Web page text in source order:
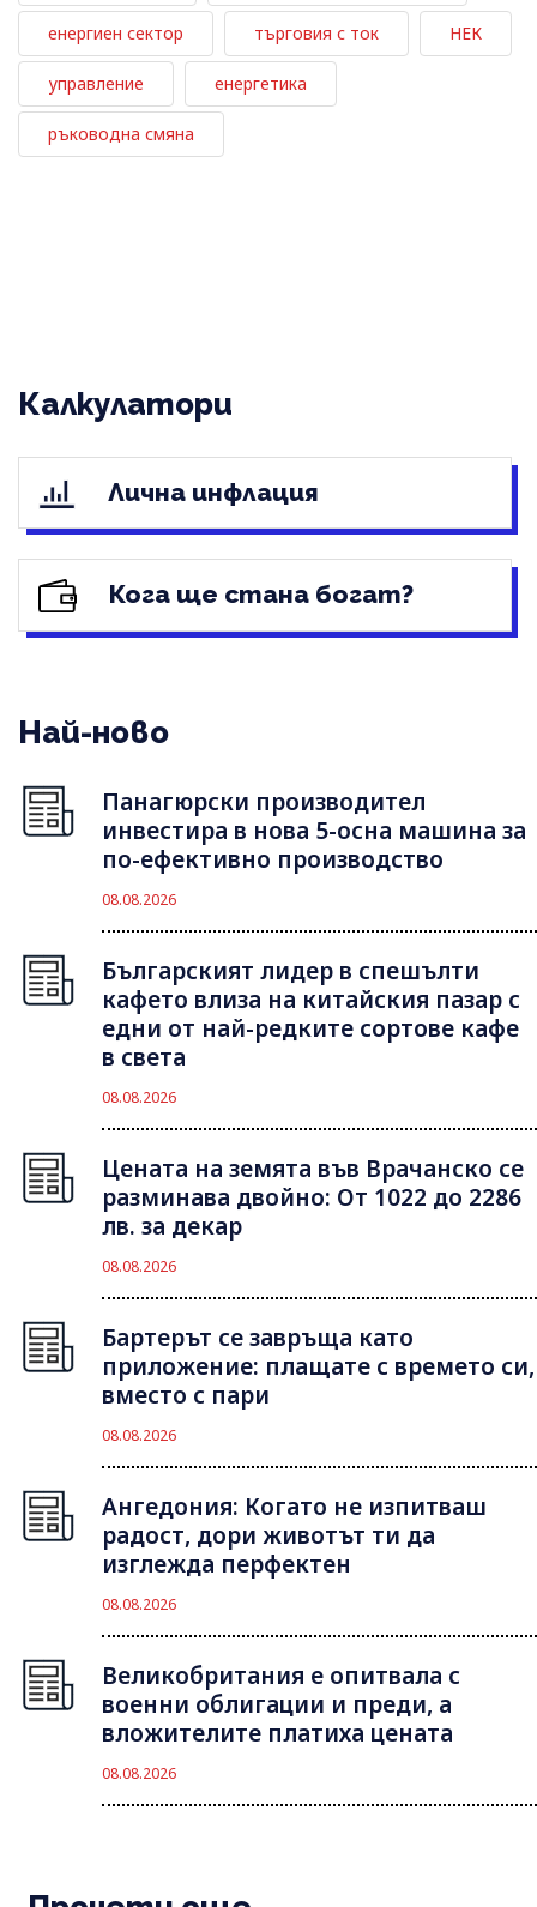
енергиен сектор търговия с ток НЕК
управление енергетика
ръководна смяна
Калкулатори
Лична инфлация
Кога ще стана богат?
Най-ново
Панагюрски производител
инвестира в нова 5-осна машина за
по-ефективно производство
08.08.2026
Българският лидер в спешълти
кафето влиза на китайския пазар с
едни от най-редките сортове кафе
в света
08.08.2026
Цената на земята във Врачанско се
разминава двойно: От 1022 до 2286
лв. за декар
08.08.2026
Бартерът се завръща като
приложение: плащате с времето си,
вместо с пари
08.08.2026
Ангедония: Когато не изпитваш
радост, дори животът ти да
изглежда перфектен
08.08.2026
Великобритания е опитвала с
военни облигации и преди, а
вложителите платиха цената
08.08.2026